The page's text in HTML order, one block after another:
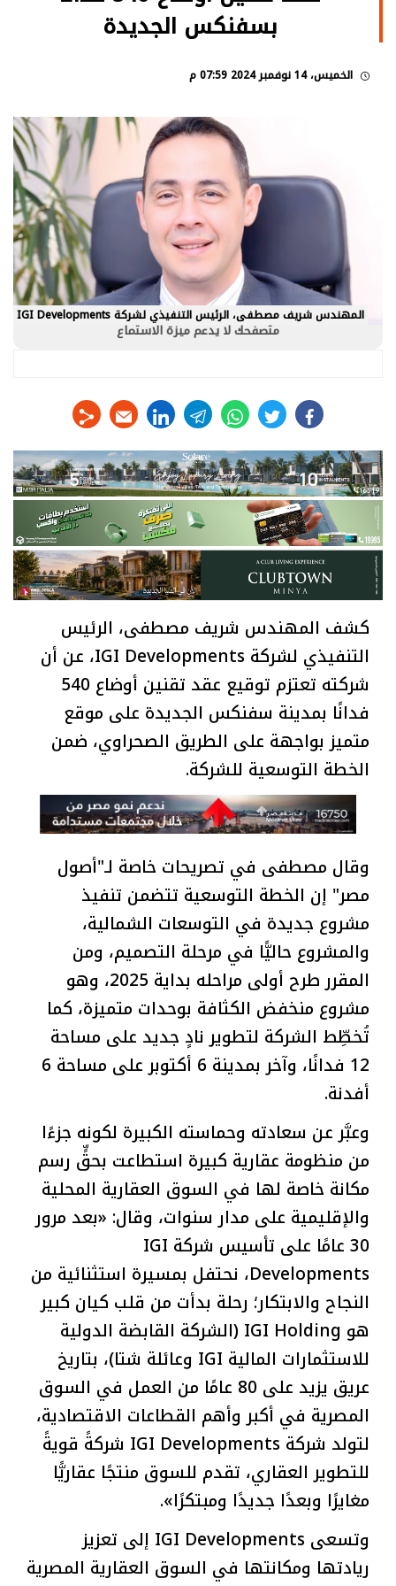
بسفنكس الجديدة
الخميس، 14 نوفمبر 2024 07:59 م
المهندس شريف مصطفى، الرئيس التنفيذي لشركة IGI Developments
متصفحك لا يدعم ميزة الاستماع
facebook
twitter
whats
telegram
linkedin
كشف المهندس شريف مصطفى، الرئيس
التنفيذي لشركة IGI Developments، عن أن
شركته تعتزم توقيع عقد تقنين أوضاع 540
فدانًا بمدينة سفنكس الجديدة على موقع
متميز بواجهة على الطريق الصحراوي، ضمن
الخطة التوسعية للشركة.
وقال مصطفى في تصريحات خاصة لـ"أصول
مصر" إن الخطة التوسعية تتضمن تنفيذ
مشروع جديدة في التوسعات الشمالية،
والمشروع حاليًّا في مرحلة التصميم، ومن
المقرر طرح أولى مراحله بداية 2025، وهو
مشروع منخفض الكثافة بوحدات متميزة، كما
تُخطِّط الشركة لتطوير نادٍ جديد على مساحة
12 فدانًا، وآخر بمدينة 6 أكتوبر على مساحة 6
أفدنة.
وعبَّر عن سعادته وحماسته الكبيرة لكونه جزءًا
من منظومة عقارية كبيرة استطاعت بحقٍّ رسم
مكانة خاصة لها في السوق العقارية المحلية
والإقليمية على مدار سنوات، وقال: «بعد مرور
30 عامًا على تأسيس شركة IGI
Developments، نحتفل بمسيرة استثنائية من
النجاح والابتكار؛ رحلة بدأت من قلب كيان كبير
هو IGI Holding (الشركة القابضة الدولية
للاستثمارات المالية IGI وعائلة شتا)، بتاريخ
عريق يزيد على 80 عامًا من العمل في السوق
المصرية في أكبر وأهم القطاعات الاقتصادية،
لتولد شركة IGI Developments شركةً قويةً
للتطوير العقاري، تقدم للسوق منتجًا عقاريًّا
مغايرًا وبعدًا جديدًا ومبتكرًا».
وتسعى IGI Developments إلى تعزيز
ريادتها ومكانتها في السوق العقارية المصرية